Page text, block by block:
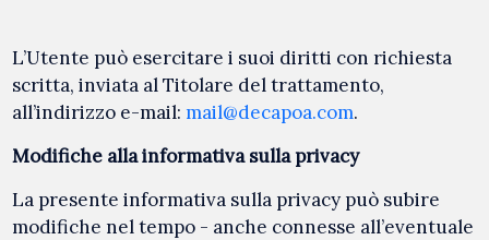
L’Utente può esercitare i suoi diritti con richiesta
scritta, inviata al Titolare del trattamento,
all’indirizzo e-mail:mail@decapoa.com.
Modifiche alla informativa sulla privacy
La presente informativa sulla privacy può subire
modifiche nel tempo - anche connesse all’eventuale